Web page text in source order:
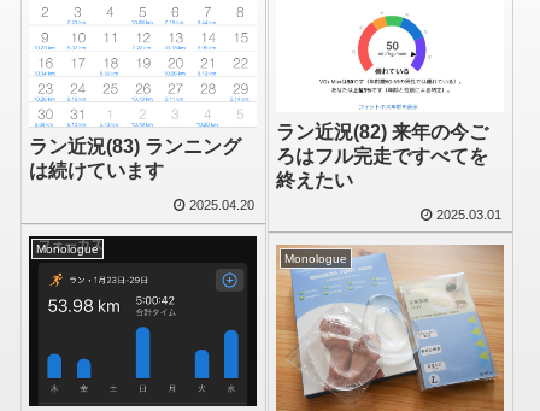
ラン近況(83) ランニング
は続けています
2025.04.20
ラン近況(82) 来年の今ご
ろはフル完走ですべてを
終えたい
2025.03.01
Monologue
Monologue